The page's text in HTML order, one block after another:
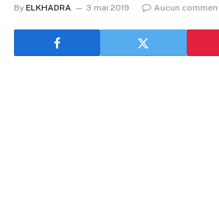
By ELKHADRA 3 mai 2019 Aucun